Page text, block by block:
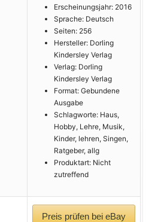
Erscheinungsjahr: 2016
Sprache: Deutsch
Seiten: 256
Hersteller: Dorling
Kindersley Verlag
Verlag: Dorling
Kindersley Verlag
Format: Gebundene
Ausgabe
Schlagworte: Haus,
Hobby, Lehre, Musik,
Kinder, lehren, Singen,
Ratgeber, allg
Produktart: Nicht
zutreffend
Preis prüfen bei eBay